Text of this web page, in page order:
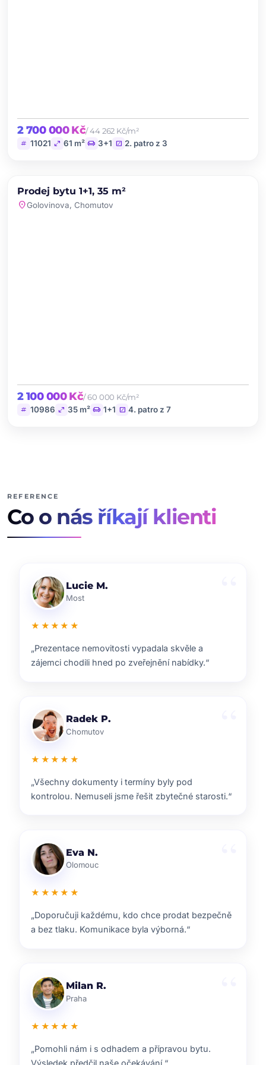
2 700 000 Kč/ 44 262 Kč/m²
tag 11021 open_in_full 61 m² chair 3+1 stairs 2. patro z 3
PRODEJ
Prodej bytu 1+1, 35 m²
location_onGolovinova, Chomutov
2 100 000 Kč/ 60 000 Kč/m²
tag 10986 open_in_full 35 m² chair 1+1 stairs 4. patro z 7
REFERENCE
Co o nás říkají klienti
Klára D.
Pardubice
★★★★★
„Rychlá reakce, dobrý marketing a férové jednání.
Přesně takhle si představuji realitní služby.“
Pavel B.
Brno
★★★★★
„Od prvního setkání bylo jasné, že ví, co dělají.
Prodej proběhl hladce a za dobrou cenu.“
Lenka T.
Plzeň
★★★★★
„Velmi příjemná spolupráce. Každý krok nám
vysvětlili a vždy jsme věděli, co nás čeká.“
Ondřej S.
Liberec
★★★★★
„ZOO reality nám pomohli s prodejem domu i s
navazujícím hledáním nového bydlení.“